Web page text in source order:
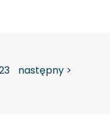
następny >